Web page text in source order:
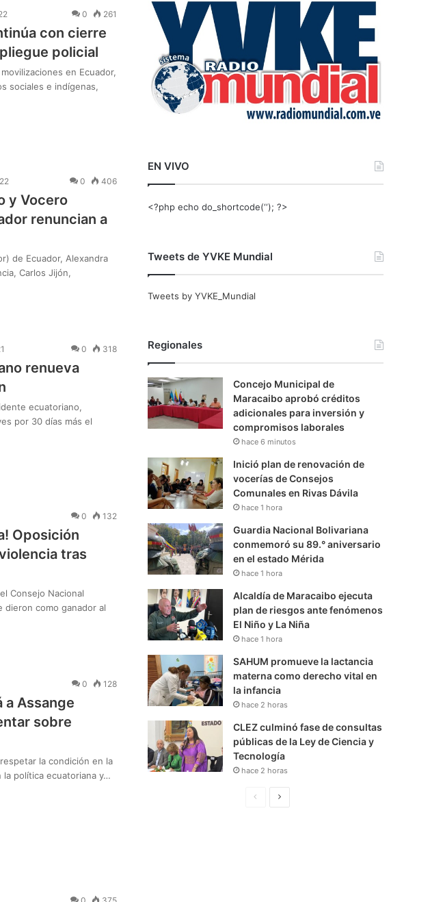
0 261
con cierre
policial
en Ecuador,
sociales e indígenas,
0 406
y Vocero
renuncian a
de Ecuador, Alexandra
Carlos Jijón,
0 318
renueva
ecuatoriano,
por 30 días más el
0 132
Oposición
tras
Consejo Nacional
dieron como ganador al
0 128
a Assange
sobre
la condición en la
política ecuatoriana y…
r
EN VIVO
<?php echo do_shortcode(‘‘); ?>
Tweets de YVKE Mundial
Tweets by YVKE_Mundial
Regionales
Concejo Municipal de
Maracaibo aprobó créditos
adicionales para inversión y
compromisos laborales
hace 6 minutos
Inició plan de renovación de
vocerías de Consejos
Comunales en Rivas Dávila
hace 1 hora
Guardia Nacional Bolivariana
conmemoró su 89.° aniversario
en el estado Mérida
hace 1 hora
Alcaldía de Maracaibo ejecuta
plan de riesgos ante fenómenos
El Niño y La Niña
hace 1 hora
SAHUM promueve la lactancia
materna como derecho vital en
la infancia
hace 2 horas
CLEZ culminó fase de consultas
públicas de la Ley de Ciencia y
Tecnología
hace 2 horas
S